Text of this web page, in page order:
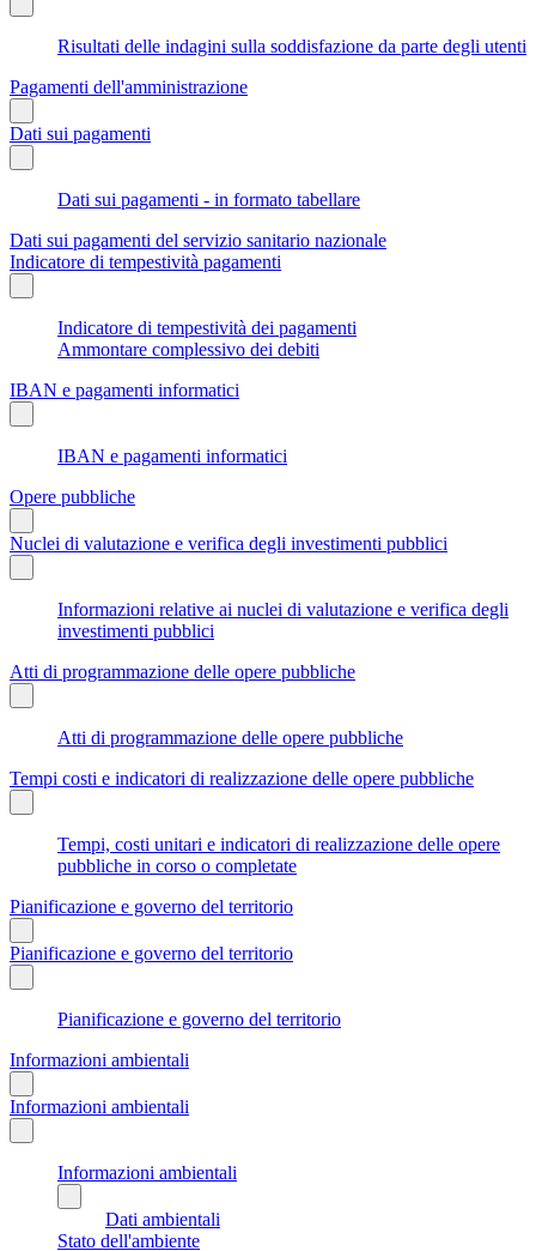
Risultati delle indagini sulla soddisfazione da parte degli utenti
Pagamenti dell'amministrazione
Dati sui pagamenti
Dati sui pagamenti - in formato tabellare
Dati sui pagamenti del servizio sanitario nazionale
Indicatore di tempestività pagamenti
Indicatore di tempestività dei pagamenti
Ammontare complessivo dei debiti
IBAN e pagamenti informatici
IBAN e pagamenti informatici
Opere pubbliche
Nuclei di valutazione e verifica degli investimenti pubblici
Informazioni relative ai nuclei di valutazione e verifica degli
investimenti pubblici
Atti di programmazione delle opere pubbliche
Atti di programmazione delle opere pubbliche
Tempi costi e indicatori di realizzazione delle opere pubbliche
Tempi, costi unitari e indicatori di realizzazione delle opere
pubbliche in corso o completate
Pianificazione e governo del territorio
Pianificazione e governo del territorio
Pianificazione e governo del territorio
Informazioni ambientali
Informazioni ambientali
Informazioni ambientali
Dati ambientali
Stato dell'ambiente